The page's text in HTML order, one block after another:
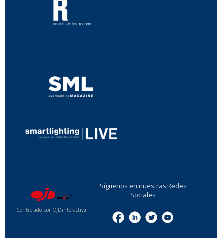
Controlado por OJDinteractiva
Síguenos en nuestras Redes
Sociales